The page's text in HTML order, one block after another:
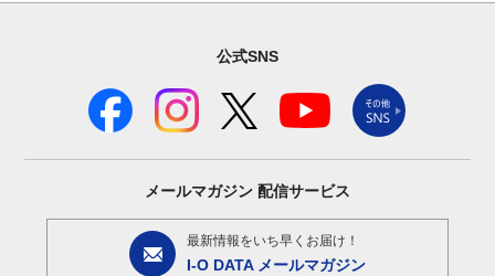
公式SNS
メールマガジン 配信サービス
最新情報をいち早くお届け！
I-O DATA メールマガジン